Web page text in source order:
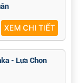
XEM CHI TIẾT
- Lựa Chọn